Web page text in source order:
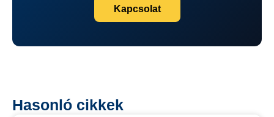
Kapcsolat
Hasonló cikkek